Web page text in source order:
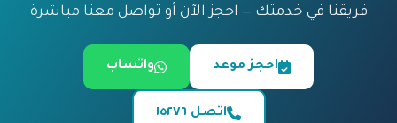
فريقنا في خدمتك — احجز الآن أو تواصل معنا مباشرة
احجز موعد واتساب
اتصل ١٥٢٧٦